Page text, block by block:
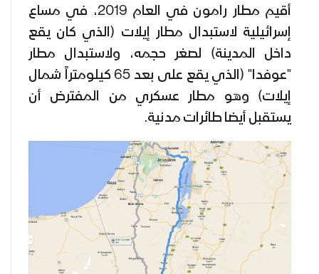
أقيم مطار رامون في العام 2019، في مساع
إسرائيلية لاستبدال مطار إيلات (الذي كان يقع
داخل المدينة) لصغر حجمه، ولاستبدال مطار
"عوفدا" (الذي يقع على بعد 65 كيلومتراً شمال
إيلات) وهو مطار عسكري من المفترض أن
يستقبل أيضا طائرات مدنية.